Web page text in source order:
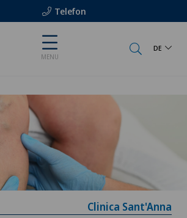
Telefon
MENU
DE
Clinica Sant'Anna